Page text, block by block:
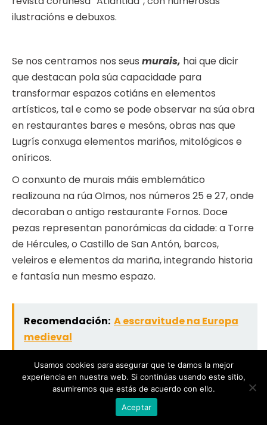
ilustracións e debuxos.
Se nos centramos nos seus murais, hai que dicir
que destacan pola súa capacidade para
transformar espazos cotiáns en elementos
artísticos, tal e como se pode observar na súa obra
en restaurantes bares e mesóns, obras nas que
Lugrís conxuga elementos mariños, mitológicos e
oníricos.
O conxunto de murais máis emblemático
realizouna na rúa Olmos, nos números 25 e 27, onde
decoraban o antigo restaurante Fornos. Doce
pezas representan panorámicas da cidade: a Torre
de Hércules, o Castillo de San Antón, barcos,
veleiros e elementos da mariña, integrando historia
e fantasía nun mesmo espazo.
Recomendación: A escravitude na Europa
medieval
Estas obras foron creadas especificamente para
as paredes do local e constitúen un testemuño
único da decoración interior en Galicia da época.
Usamos cookies para asegurar que te damos la mejor
experiencia en nuestra web. Si continúas usando este sitio,
asumiremos que estás de acuerdo con ello.
Aceptar